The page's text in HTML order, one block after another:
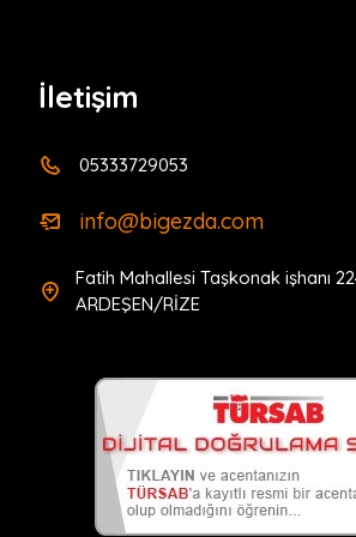
yetki belgelerimiz
Bigezda Turizm Seyahat Limited
İletişim
05333729053
info@bigezda.com
Fatih Mahallesi Taşkonak işhanı
ARDEŞEN/RİZE